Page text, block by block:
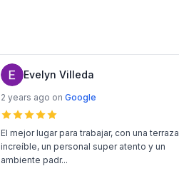
Evelyn Villeda
2 years ago on Google
El mejor lugar para trabajar, con una terraza
increíble, un personal super atento y un
ambiente padr...